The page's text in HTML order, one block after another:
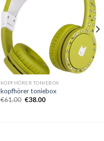
KOPFHÖRER TONIEBOX
kopfhörer toniebox
€61.00 €38.00